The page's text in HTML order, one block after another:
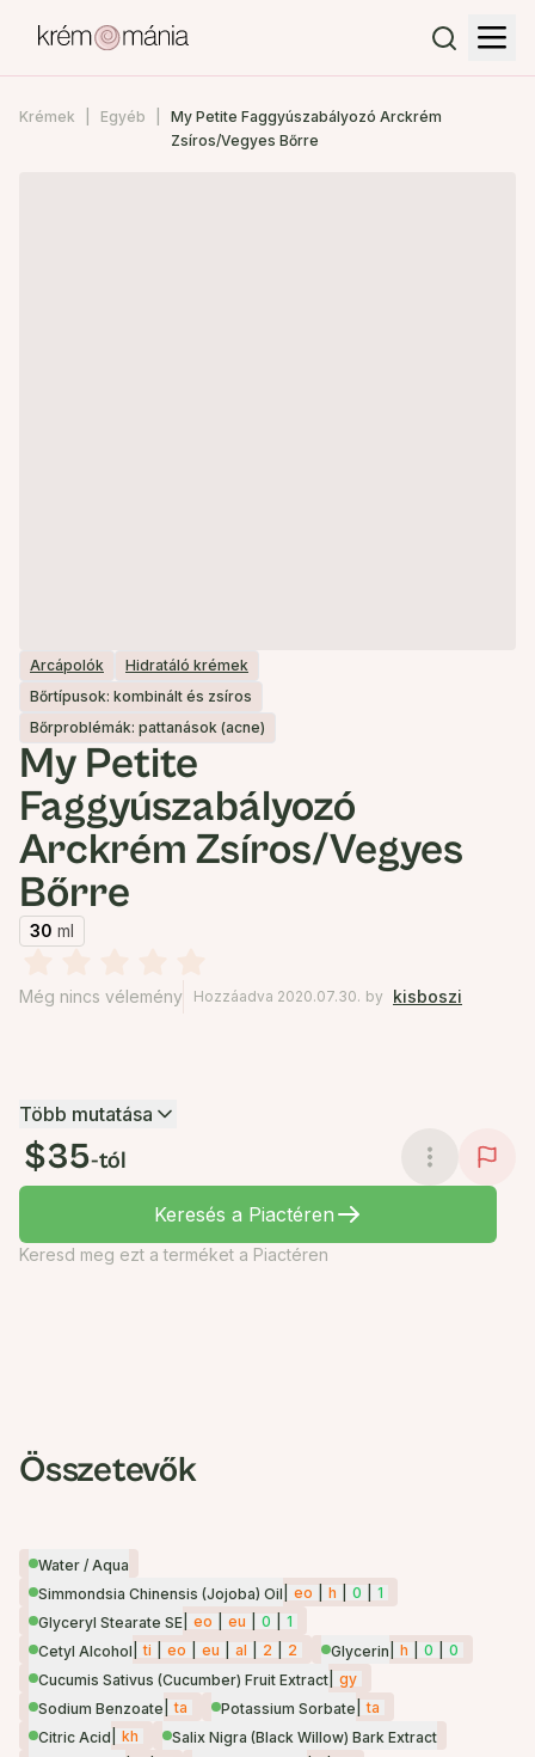
Krémek Egyéb
My Petite Faggyúszabályozó Arckrém
Zsíros/Vegyes Bőrre
Arcápolók
Hidratáló krémek
Bőrtípusok: kombinált és zsíros
Bőrproblémák: pattanások (acne)
My Petite
Faggyúszabályozó
Arckrém Zsíros/Vegyes
Bőrre
30 ml
Még nincs vélemény Hozzáadva 2020.07.30. by kisboszi
Több mutatása
$35-tól
Keresés a Piactéren
Keresd meg ezt a terméket a Piactéren
Összetevők
Water / Aqua
Simmondsia Chinensis (Jojoba) Oil
eo h 0
1
Glyceryl Stearate SE eo eu 0
1
Cetyl Alcohol
ti eo eu al 2 2 Glycerin h 0
0
Cucumis Sativus (Cucumber) Fruit Extract gy
Sodium Benzoate
ta Potassium Sorbate
ta
Citric Acid
kh
Salix Nigra (Black Willow) Bark Extract